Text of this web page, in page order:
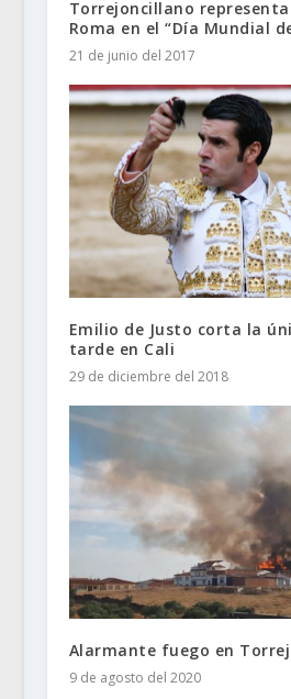
Torrejoncillano
Roma en el “Día Mundial
21 de junio del 2017
Emilio de Justo corta la
tarde en Cali
29 de diciembre del 2018
Alarmante fuego en
9 de agosto del 2020